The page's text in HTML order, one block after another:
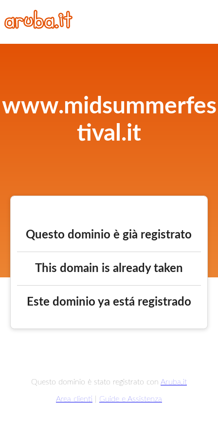
www.midsummerfes
tival.it
Questo dominio è già registrato
This domain is already taken
Este dominio ya está registrado
Questo dominio è stato registrato con Aruba.it
Area clienti Guide e Assistenza